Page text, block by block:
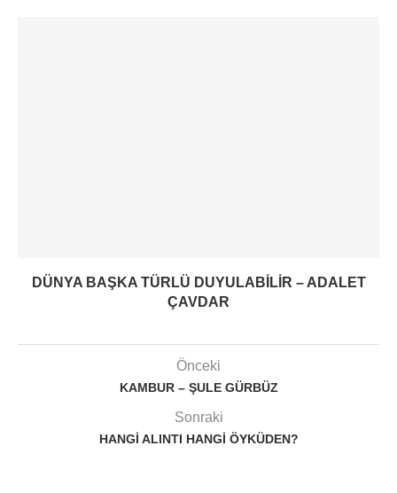
DÜNYA BAŞKA TÜRLÜ DUYULABILIR – ADALET
ÇAVDAR
Önceki
KAMBUR – ŞULE GÜRBÜZ
Sonraki
HANGI ALINTI HANGI ÖYKÜDEN?